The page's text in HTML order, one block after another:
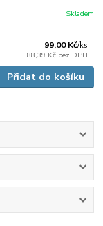
99,00 Kč/ks
88,39 Kč bez DPH
Skladem
Přidat do košíku